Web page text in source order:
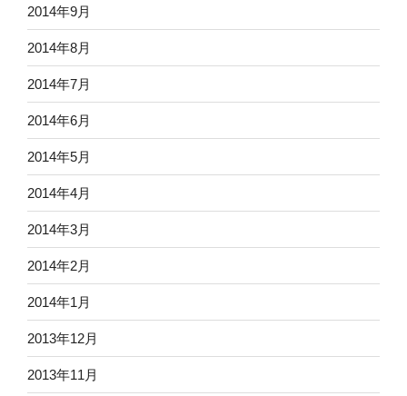
2014年9月
2014年8月
2014年7月
2014年6月
2014年5月
2014年4月
2014年3月
2014年2月
2014年1月
2013年12月
2013年11月